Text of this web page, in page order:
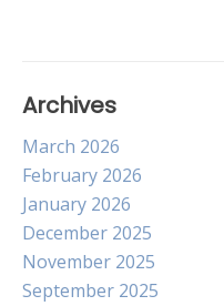
Archives
March 2026
February 2026
January 2026
December 2025
November 2025
September 2025